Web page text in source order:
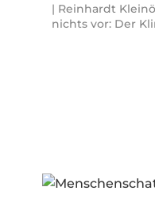
| Reinhardt
nichts vor: Der